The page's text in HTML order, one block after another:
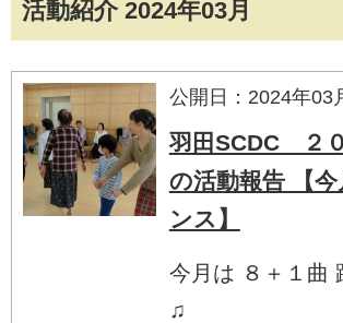
活動紹介 2024年03月
公開日：2024年03
羽田SCDC ２
の活動報告 【
ンス】
今月は ８＋１曲
♫